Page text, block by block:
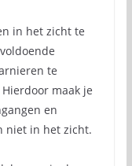
in het zicht te
te
maak je
en
niet in het zicht.